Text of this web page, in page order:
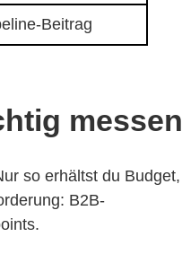
Beitrag
messen
so erhältst du Budget,
B2B-